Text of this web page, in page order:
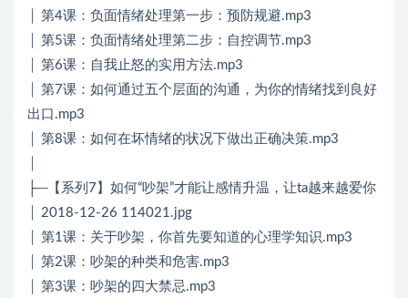
│ 第4课：负面情绪处理第一步：预防规避.mp3
│ 第5课：负面情绪处理第二步：自控调节.mp3
│ 第6课：自我止怒的实用方法.mp3
│ 第7课：如何通过五个层面的沟通，为你的情绪找到良好
出口.mp3
│ 第8课：如何在坏情绪的状况下做出正确决策.mp3
├─【系列7】如何“吵架”才能让感情升温，让ta越来越爱你
│ 2018-12-26 114021.jpg
│ 第1课：关于吵架，你首先要知道的心理学知识.mp3
│ 第2课：吵架的种类和危害.mp3
│ 第3课：吵架的四大禁忌.mp3